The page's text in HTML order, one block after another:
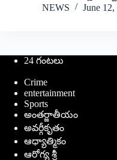
NEWS
June
24 గంటలు
Crime
entertainment
Sports
అంతర్జాతీయం
అవర్గీకృతం
ఆధ్యాత్మికం
ఆరోగ్య శ్రీ